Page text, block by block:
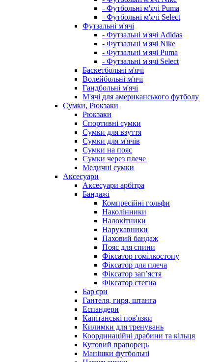
- Футбольні м'ячі Puma
- Футбольні м'ячі Select
Футзальні м'ячі
- Футзальні м'ячі Adidas
- Футзальні м'ячі Nike
- Футзальні м'ячі Puma
- Футзальні м'ячі Select
Баскетбольні м'ячі
Волейбольні м'ячі
Гандбольні м'ячі
М'ячі для американського футболу
Сумки, Рюкзаки
Рюкзаки
Спортивні сумки
Сумки для взуття
Сумки для м'ячів
Сумки на пояс
Сумки через плече
Медичні сумки
Аксесуари
Аксесуари арбітра
Бандажі
Компресійні гольфи
Наколінники
Налокітники
Нарукавники
Паховий бандаж
Пояс для спини
Фіксатор гомілкостопу
Фіксатор для плеча
Фіксатор запʼястя
Фіксатор стегна
Бар'єри
Гантеля, гиря, штанга
Еспандери
Капітанські пов'язки
Килимки для тренувань
Координаційні драбини та кільця
Кутовий прапорець
Манішки футбольні